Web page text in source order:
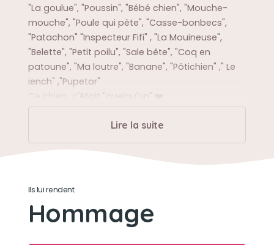
"La goulue", "Poussin", "Bébé chien", "Mouche-
mouche", "Poule qui pète", "Casse-bonbecs",
"Patachon" "Inspecteur Fifi" , "La Mouineuse",
"Belette", "Petit poilu", "Sale bête", "Coq en
patoune", "Ma loutre", "Banane", "Pôtichien" ," Le
iench" ,"Pupetor"
Ce chien...c'était "quelqu'un" ❤️
Sa balade préférée
La plage, la neige, les nouveaux coins pleins
Sa bêtise préférée
Se rouler dans des trucs pas nets
Lire la suite
Ils lui rendent
Hommage